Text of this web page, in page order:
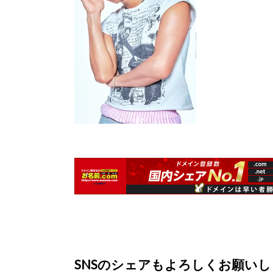
SNSのシェアもよろしくお願い